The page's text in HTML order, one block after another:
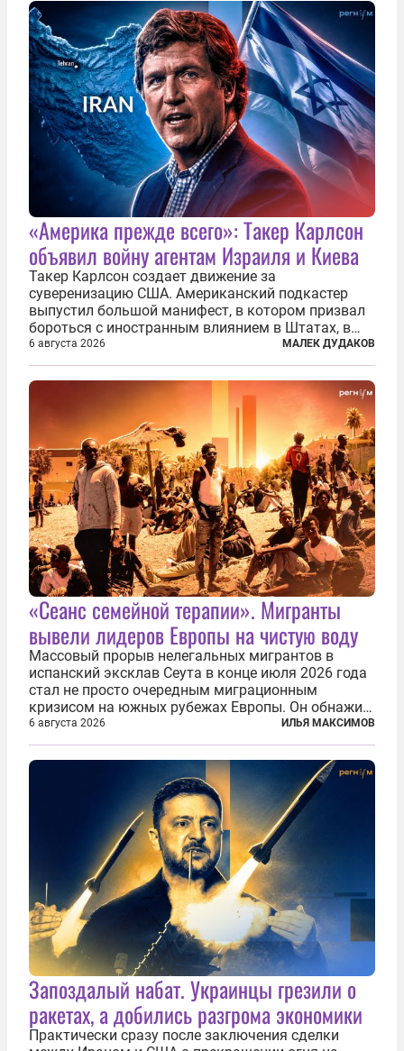
«Америка прежде всего»: Такер Карлсон
объявил войну агентам Израиля и Киева
Такер Карлсон создает движение за
суверенизацию США. Американский подкастер
выпустил большой манифест, в котором призвал
бороться с иностранным влиянием в Штатах, в
первую очередь имея в виду Израиль. А также
прекратить заморские войны, выплатить
репарации Ирану, остановить прием мигрантов...
6 августа 2026 МАЛЕК ДУДАКОВ
«Сеанс семейной терапии». Мигранты
вывели лидеров Европы на чистую воду
Массовый прорыв нелегальных мигрантов в
испанский эксклав Сеута в конце июля 2026 года
стал не просто очередным миграционным
кризисом на южных рубежах Европы. Он обнажил
фундаментальный раскол внутри Евросоюза,
продемонстрировав, что десятилетиями
выстраивавшаяся миграционная политика ЕС
6 августа 2026 ИЛЬЯ МАКСИМОВ
Запоздалый набат. Украинцы грезили о
ракетах, а добились разгрома экономики
Практически сразу после заключения сделки